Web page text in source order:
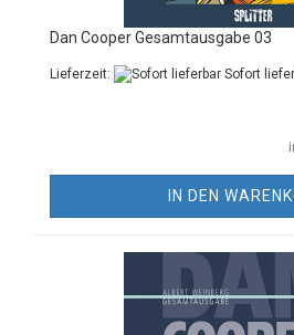
Dan Cooper Gesamtausgabe 03
Lieferzeit: Sofort
IN DEN